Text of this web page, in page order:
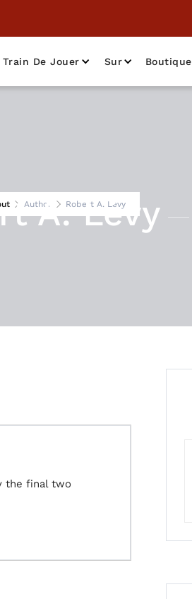
Train De Jouer Sur Boutique
Author Robert A. Lévy
A. Lévy
the final two